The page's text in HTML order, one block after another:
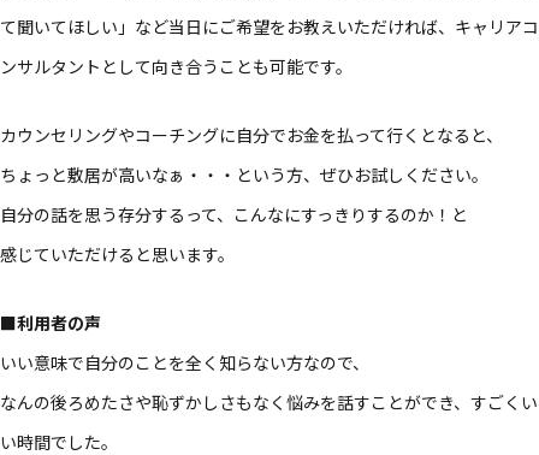
て​聞いて​ほしい」など​当日に​ご希望を​お教えいただければ、​キャリアコ
ンサルタントと​して​向き合うことも​可能です。​
カウンセリングや​コーチングに​自分で​お金を​払って​行くとなると、​
ちょっと​敷居が​高いなぁ・・・と​いう方、​ぜひ​お試しください。​
自分の​話を​思う​存分するって、​こんなに​すっきりするのか！と​
感じていただけると​思います。​
■利用者の​声
いい​意味で​自分の​ことを​全く​知らない方なので、​
なんの​後ろめたさや​恥ずかしさもなく​悩みを​話すことができ、​すごく​い
い​時間でした。​